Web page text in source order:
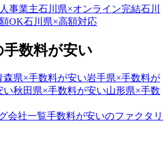
事業主石川県×オンライン完結石川
OK石川県×高額対応
手数料が安い
森県×手数料が安い岩手県×手数料が
い秋田県×手数料が安い山形県×手数
会社一覧手数料が安いのファクタリ